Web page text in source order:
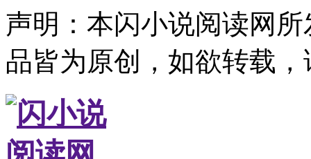
声明：本闪小说阅读网
品皆为原创，如欲转载